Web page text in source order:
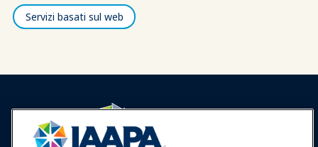
Servizi basati sul web